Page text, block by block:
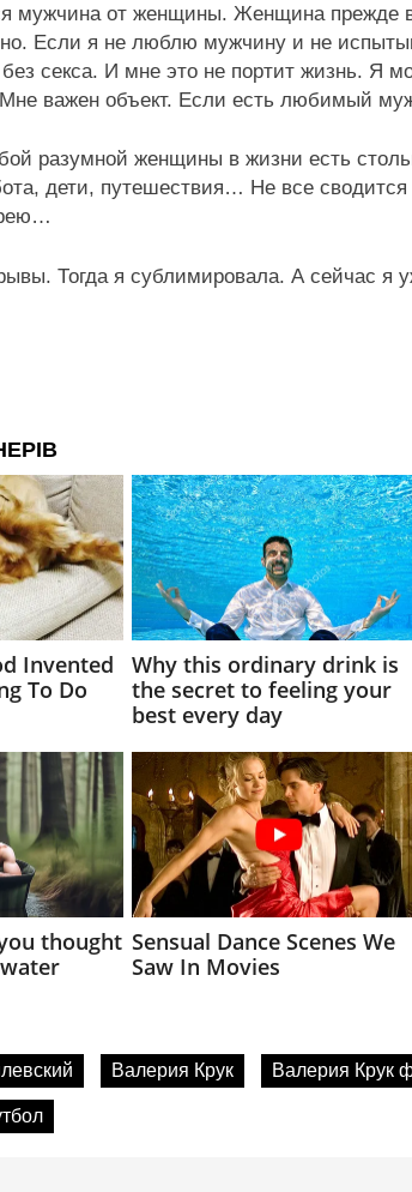
мужчина от женщины. Женщина прежде
Если я не люблю мужчину и не
секса. И мне это не портит жизнь. Я
важен объект. Если есть любимый
разумной женщины в жизни есть
дети, путешествия… Не все
Тогда я сублимировала. А сейчас я
Валерия Крук Валерия Крук